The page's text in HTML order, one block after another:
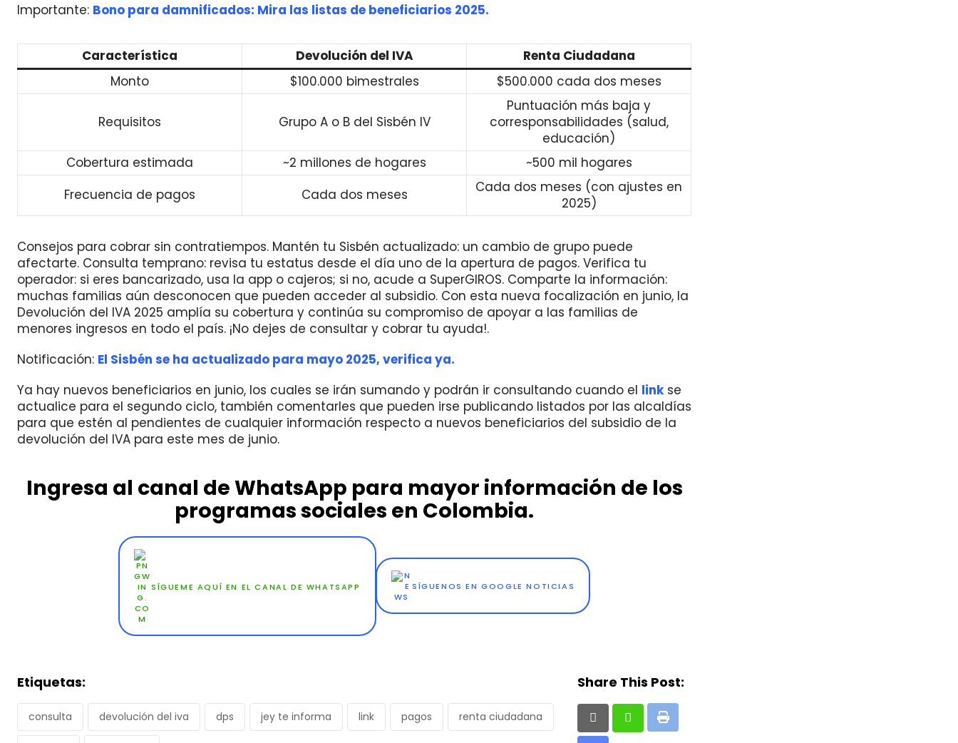
Importante: Bono para damnificados: Mira las listas de beneficiarios 2025.
Característica Devolución del IVA
Renta Ciudadana
Monto
$100.000 bimestrales $500.000 cada dos meses
Requisitos Grupo A o B del Sisbén IV
Puntuación más baja y
corresponsabilidades (salud,
educación)
Cobertura estimada
~2 millones de hogares
~500 mil hogares
Frecuencia de pagos
Cada dos meses
Cada dos meses (con ajustes en
2025)
Consejos para cobrar sin contratiempos. Mantén tu Sisbén actualizado: un cambio de grupo puede
afectarte. Consulta temprano: revisa tu estatus desde el día uno de la apertura de pagos. Verifica tu
operador: si eres bancarizado, usa la app o cajeros; si no, acude a SuperGIROS. Comparte la información:
muchas familias aún desconocen que pueden acceder al subsidio. Con esta nueva focalización en junio, la
Devolución del IVA 2025 amplía su cobertura y continúa su compromiso de apoyar a las familias de
menores ingresos en todo el país. ¡No dejes de consultar y cobrar tu ayuda!.
Notificación: El Sisbén se ha actualizado para mayo 2025, verifica ya.
Ya hay nuevos beneficiarios en junio, los cuales se irán sumando y podrán ir consultando cuando el linkse
actualice para el segundo ciclo, también comentarles que pueden irse publicando listados por las alcaldías
para que estén al pendientes de cualquier información respecto a nuevos beneficiarios del subsidio de la
devolución del IVA para este mes de junio.
Ingresa al canal de WhatsApp para mayor información de los
programas sociales en Colombia.
SÍGUEME AQUÍ EN EL CANAL DE WHATSAPP SÍGUENOS EN GOOGLE NOTICIAS
Etiquetas:
consulta devolución del iva dps jey te informa link pagos renta ciudadana
Share This Post:
Print